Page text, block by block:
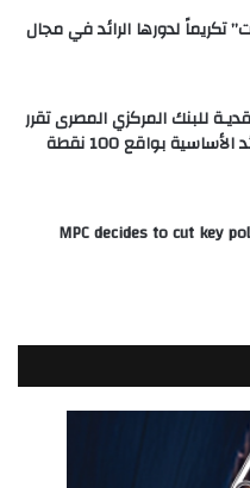
تكريماً لدورها الرائد في مجال
للبنك المركزي المصرى تقرر
خفض أسعار العائد الأساسية بواقع 100 نقطة
MPC decides to cut key